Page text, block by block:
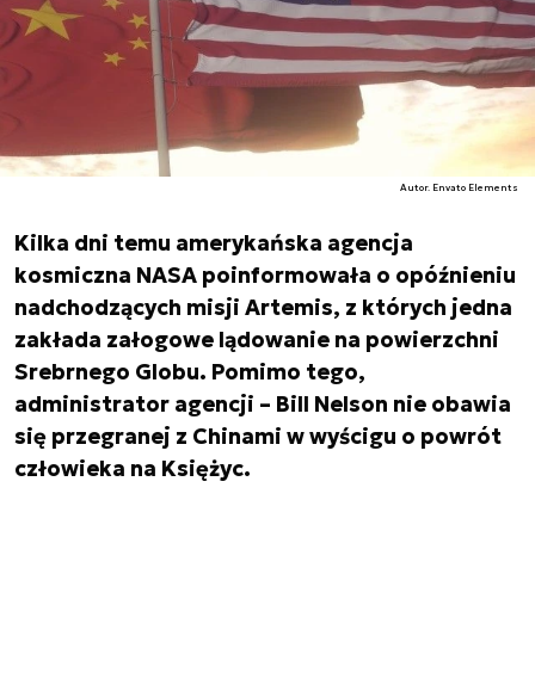
Autor. Envato Elements
Kilka dni temu amerykańska agencja
kosmiczna NASA poinformowała o opóźnieniu
nadchodzących misji Artemis, z których jedna
zakłada załogowe lądowanie na powierzchni
Srebrnego Globu. Pomimo tego,
administrator agencji – Bill Nelson nie obawia
się przegranej z Chinami w wyścigu o powrót
człowieka na Księżyc.